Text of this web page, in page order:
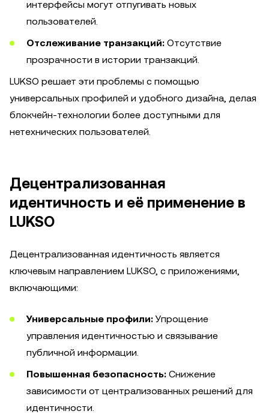
интерфейсы могут отпугивать новых
пользователей.
Отслеживание транзакций: Отсутствие
прозрачности в истории транзакций.
LUKSO решает эти проблемы с помощью
универсальных профилей и удобного дизайна, делая
блокчейн-технологии более доступными для
нетехнических пользователей.
Децентрализованная
идентичность и её применение в
LUKSO
Децентрализованная идентичность является
ключевым направлением LUKSO, с приложениями,
включающими:
Универсальные профили: Упрощение
управления идентичностью и связывание
публичной информации.
Повышенная безопасность: Снижение
зависимости от централизованных решений для
идентичности.